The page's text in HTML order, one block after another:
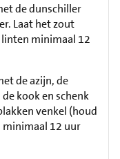
de dunschiller
Laat het zout
linten minimaal 12
de azijn, de
kook en schenk
venkel (houd
minimaal 12 uur